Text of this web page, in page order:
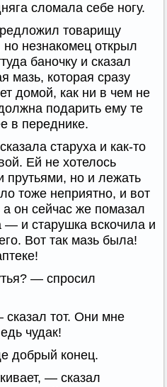
сломала себе ногу.
товарищу
но незнакомец открыл
баночку и сказал
мазь, которая сразу
домой, как ни в чем не
подарить ему те
в переднике.
старуха и как-то
Ей не хотелось
прутьями, но и лежать
тоже неприятно, и вот
он сейчас же помазал
— и старушка вскочила и
Вот так мазь была!
— спросил
тот. Они мне
чудак!
добрый конец.
— сказал